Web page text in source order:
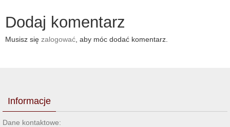
Dodaj komentarz
Musisz się zalogować , aby móc dodać komentarz.
Informacje
Dane kontaktowe: